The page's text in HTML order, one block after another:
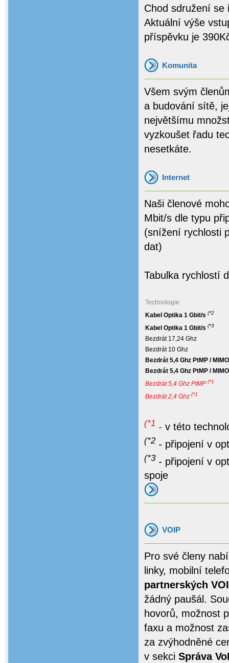
Chod sdružení
Aktuální výše
příspěvku je
Komunita
Všem svým
a budování sítě,
největšímu
vyzkoušet řadu
nesetkáte.
Internet
Naši členové
Mbit/s dle typu
(snížení rychlosti
dat)
Tabulka rychlostí
Technologie
Kabel Optika 1 Gbit/s (*2
Kabel Optika 1 Gbit/s (*3
Bezdrát 17,24 Ghz
Bezdrát 10 Ghz
Bezdrát 5,4 Ghz PtMP /
Bezdrát 5,4 Ghz PtMP / MIMO
Bezdrát 5,4 Ghz PtMP (*1
Bezdrát 2,4 Ghz (*1
(*1 - v této
(*2 - připojení v
(*3- připojení v
spoje
VOIP
Pro své členy
linky, mobilní
partnerských
žádný paušál.
hovorů, možnost
faxu a možnost
za zvýhodněné
v sekci Správa